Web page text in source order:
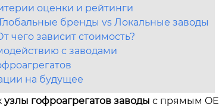
оценки и рейтинги
бренды vs Локальные заводы
чего зависит стоимость?
с заводами
на будущее
узлы гофроагрегатов заводы с прямым